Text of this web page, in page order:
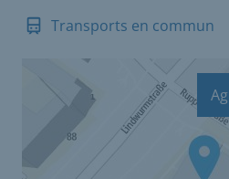
Transports en commun